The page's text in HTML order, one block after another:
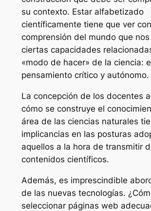
su contexto. Estar alfabetizado
científicamente tiene que ver
comprensión del mundo que
ciertas capacidades
«modo de hacer» de la ciencia:
pensamiento crítico y autónomo.
La concepción de los docentes
cómo se construye el
área de las ciencias naturales
implicancias en las posturas
aquellos a la hora de transmitir
contenidos científicos.
Además, es imprescindible
de las nuevas tecnologías.
seleccionar páginas web